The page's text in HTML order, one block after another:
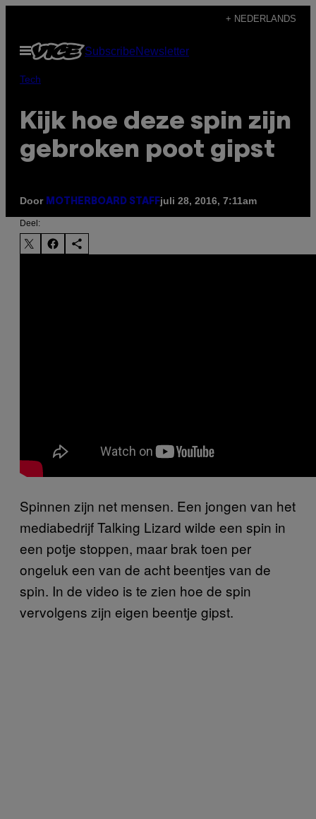
de
inhoud
+ NEDERLANDS
Open
menu
SubscribeNewsletter
Tech
Kijk hoe deze spin zijn
gebroken poot gipst
Door MOTHERBOARD STAFFjuli 28, 2016, 7:11am
Deel:
Spinnen zijn net mensen. Een jongen van het
mediabedrijf Talking Lizard wilde een spin in
een potje stoppen, maar brak toen per
ongeluk een van de acht beentjes van de
spin. In de video is te zien hoe de spin
vervolgens zijn eigen beentje gipst.